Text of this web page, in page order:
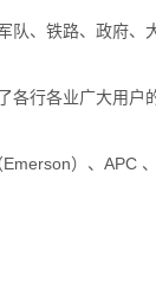
、铁路、政府、
行各业广大用户
Emerson）、APC